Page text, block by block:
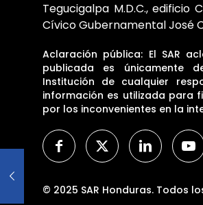
Tegucigalpa M.D.C., edificio
Cívico Gubernamental José
Aclaración pública: El SAR
publicada es únicamente
Institución de cualquier
información es utilizada para
por los inconvenientes en la
© 2025 SAR Honduras. Todos